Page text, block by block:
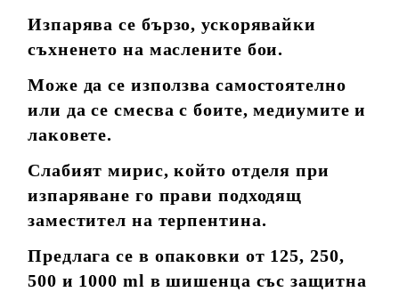
Изпарява се бързо, ускорявайки
съхненето на маслените бои.
Може да се използва самостоятелно
или да се смесва с боите, медиумите и
лаковете.
Слабият мирис, който отделя при
изпаряване го прави подходящ
заместител на терпентина.
Предлага се в опаковки от 125, 250,
500 и 1000 ml в шишенца със защитна